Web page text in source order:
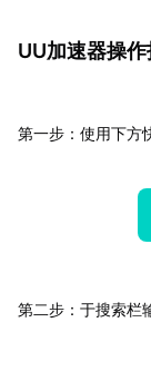
UU加速器操作
第一步：使用下方
第二步：于搜索栏